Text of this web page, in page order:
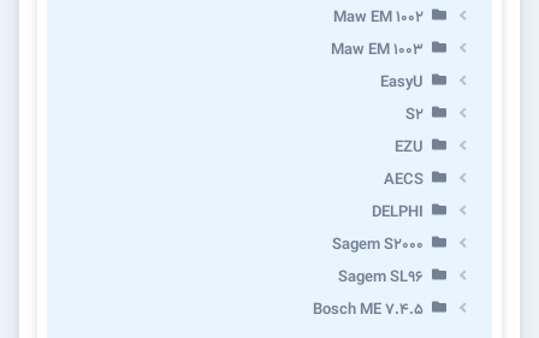
Maw EM 1002
Maw EM 1003
EasyU
S2
EZU
AECS
DELPHI
Sagem S2000
Sagem SL96
Bosch ME 7.4.5